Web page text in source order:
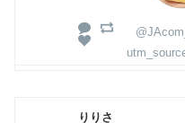
りりさ